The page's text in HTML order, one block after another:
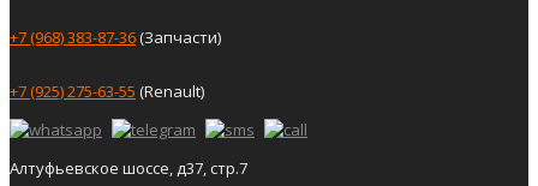
+7 (968) 383-87-36(Запчасти)
+7 (925) 275-63-55 (Renault)
Алтуфьевское шоссе, д37, стр.7